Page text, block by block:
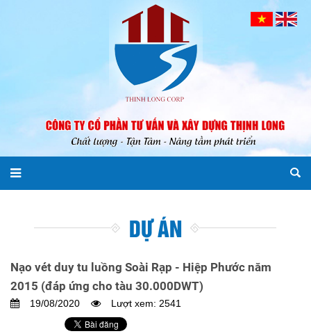
DỰ ÁN
Nạo vét duy tu luồng Soài Rạp - Hiệp Phước năm
2015 (đáp ứng cho tàu 30.000DWT)
19/08/2020 Lượt xem: 2541